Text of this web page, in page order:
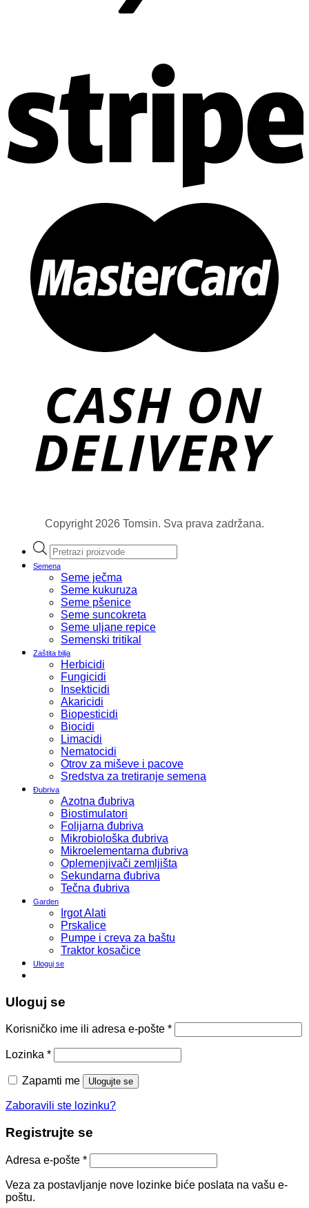
Copyright 2026 Tomsin. Sva prava zadržana.
Products
search
Semena
Seme ječma
Seme kukuruza
Seme pšenice
Seme suncokreta
Seme uljane repice
Semenski tritikal
Zaštita bilja
Herbicidi
Fungicidi
Insekticidi
Akaricidi
Biopesticidi
Biocidi
Limacidi
Nematocidi
Otrov za miševe i pacove
Sredstva za tretiranje semena
Đubriva
Azotna đubriva
Biostimulatori
Folijarna đubriva
Mikrobiološka đubriva
Mikroelementarna đubriva
Oplemenjivači zemljišta
Sekundarna đubriva
Tečna đubriva
Garden
Irgot Alati
Prskalice
Pumpe i creva za baštu
Traktor kosačice
Uloguj se
Uloguj se
Korisničko ime ili adresa e-pošte *
Lozinka *
Zapamti me Ulogujte se
Zaboravili ste lozinku?
Registrujte se
Adresa e-pošte *
Veza za postavljanje nove lozinke biće poslata na vašu e-
poštu.